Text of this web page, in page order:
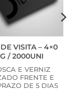
VISITA – 4×0
/ 2000UNI
E VERNIZ
FRENTE E
DE 5 DIAS